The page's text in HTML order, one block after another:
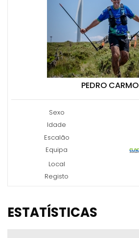
PEDRO CARMO
Sexo
Idade
Escalão
Equipa
Local
Registo
ESTATÍSTICAS